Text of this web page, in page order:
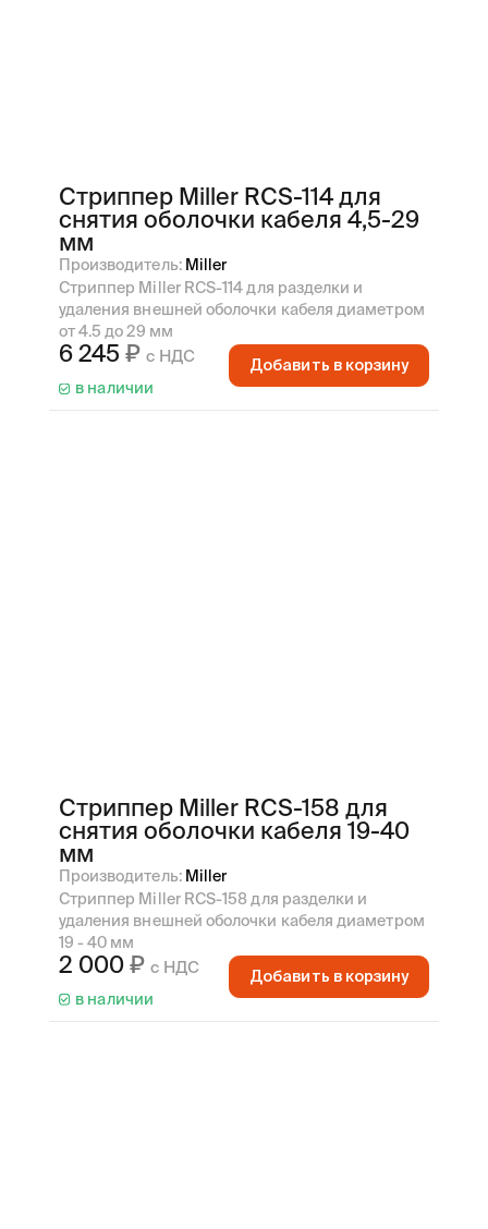
Стриппер Miller RCS-114 для
снятия оболочки кабеля 4,5-29
мм
Производитель: Miller
Cтриппер Miller RCS-114 для разделки и
удаления внешней оболочки кабеля диаметром
от 4.5 до 29 мм
6 245 с НДС
в наличии
Добавить в корзину
Стриппер Miller RCS-158 для
снятия оболочки кабеля 19-40
мм
Производитель: Miller
Стриппер Miller RCS-158 для разделки и
удаления внешней оболочки кабеля диаметром
19 - 40 мм
2 000 с НДС
в наличии
Добавить в корзину